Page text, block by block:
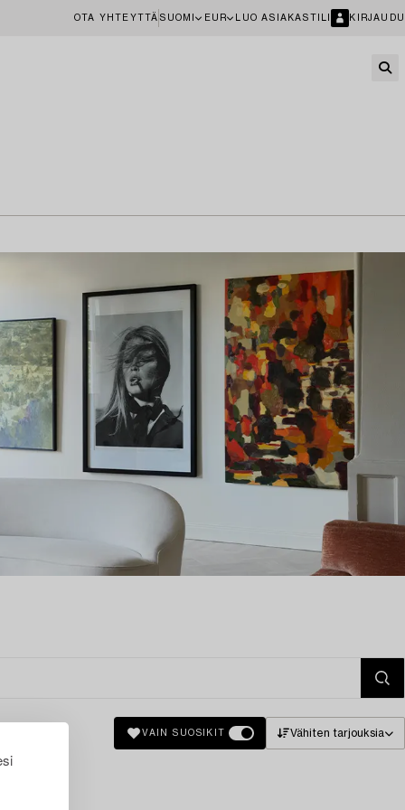
OTA YHTEYTTÄ SUOMI EUR LUO ASIAKASTILI KIRJAUDU
VAIN SUOSIKIT Vähiten tarjouksia